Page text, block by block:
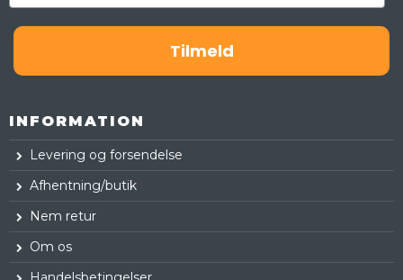
Tilmeld
INFORMATION
Levering og forsendelse
Afhentning/butik
Nem retur
Om os